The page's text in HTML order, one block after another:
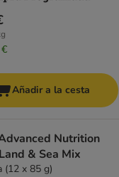
Añadir a la cesta
Nutrition
& Sea Mix
(12 x 85 g)